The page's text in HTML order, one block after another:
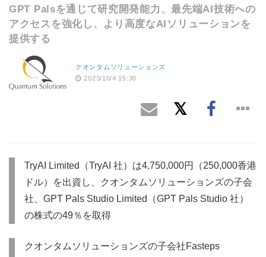
GPT Palsを通じて研究開発能力、最先端AI技術への
アクセスを強化し、より高度なAIソリューションを
提供する
クオンタムソリューションズ
2023/10/4 15:30
TryAI Limited（TryAI 社）は4,750,000円（250,000香港
ドル）を出資し、クオンタムソリューションズの子会
社、GPT Pals Studio Limited（GPT Pals Studio 社）
の株式の49％を取得
クオンタムソリューションズの子会社Fasteps